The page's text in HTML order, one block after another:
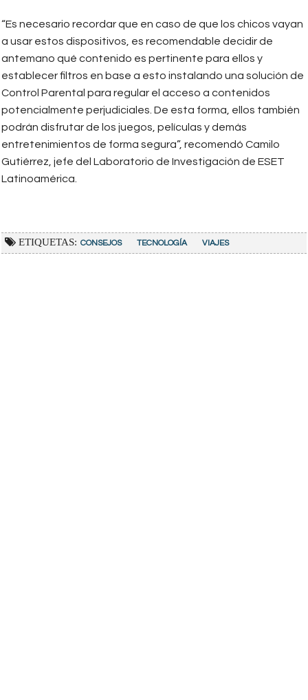
“Es necesario recordar que en caso de que los chicos vayan
a usar estos dispositivos, es recomendable decidir de
antemano qué contenido es pertinente para ellos y
establecer filtros en base a esto instalando una solución de
Control Parental para regular el acceso a contenidos
potencialmente perjudiciales. De esta forma, ellos también
podrán disfrutar de los juegos, películas y demás
entretenimientos de forma segura”, recomendó Camilo
Gutiérrez, jefe del Laboratorio de Investigación de ESET
Latinoamérica.
ETIQUETAS: CONSEJOS TECNOLOGÍA VIAJES